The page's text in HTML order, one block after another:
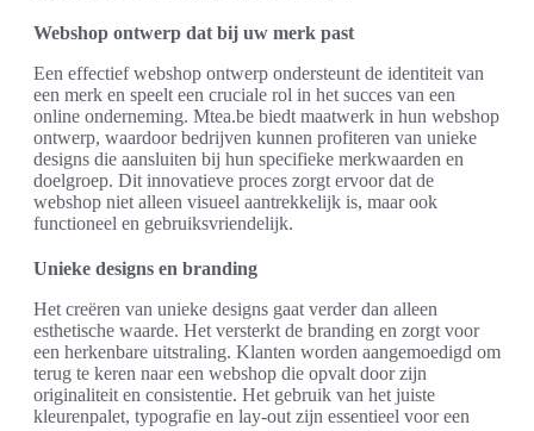
Webshop ontwerp dat bij uw merk past
Een effectief webshop ontwerp ondersteunt de identiteit van
een merk en speelt een cruciale rol in het succes van een
online onderneming. Mtea.be biedt maatwerk in hun webshop
ontwerp, waardoor bedrijven kunnen profiteren van unieke
designs die aansluiten bij hun specifieke merkwaarden en
doelgroep. Dit innovatieve proces zorgt ervoor dat de
webshop niet alleen visueel aantrekkelijk is, maar ook
functioneel en gebruiksvriendelijk.
Unieke designs en branding
Het creëren van unieke designs gaat verder dan alleen
esthetische waarde. Het versterkt de branding en zorgt voor
een herkenbare uitstraling. Klanten worden aangemoedigd om
terug te keren naar een webshop die opvalt door zijn
originaliteit en consistentie. Het gebruik van het juiste
kleurenpalet, typografie en lay-out zijn essentieel voor een